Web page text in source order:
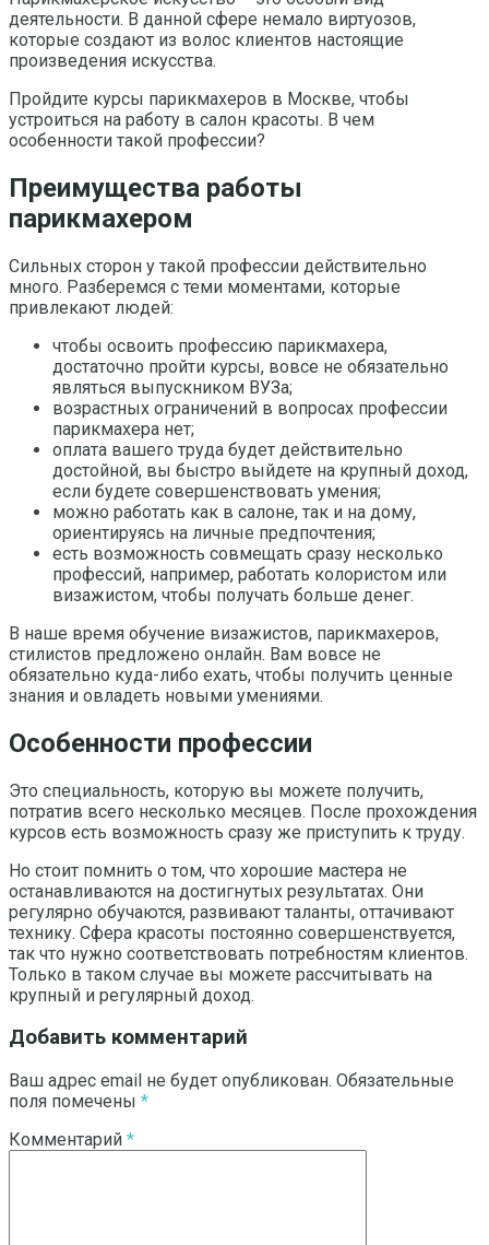
деятельности. В данной сфере немало виртуозов,
которые создают из волос клиентов настоящие
произведения искусства.
Пройдите курсы парикмахеров в Москве, чтобы
устроиться на работу в салон красоты. В чем
особенности такой профессии?
Преимущества работы
парикмахером
Сильных сторон у такой профессии действительно
много. Разберемся с теми моментами, которые
привлекают людей:
чтобы освоить профессию парикмахера,
достаточно пройти курсы, вовсе не обязательно
являться выпускником ВУЗа;
возрастных ограничений в вопросах профессии
парикмахера нет;
оплата вашего труда будет действительно
достойной, вы быстро выйдете на крупный доход,
если будете совершенствовать умения;
можно работать как в салоне, так и на дому,
ориентируясь на личные предпочтения;
есть возможность совмещать сразу несколько
профессий, например, работать колористом или
визажистом, чтобы получать больше денег.
В наше время обучение визажистов, парикмахеров,
стилистов предложено онлайн. Вам вовсе не
обязательно куда-либо ехать, чтобы получить ценные
знания и овладеть новыми умениями.
Особенности профессии
Это специальность, которую вы можете получить,
потратив всего несколько месяцев. После прохождения
курсов есть возможность сразу же приступить к труду.
Но стоит помнить о том, что хорошие мастера не
останавливаются на достигнутых результатах. Они
регулярно обучаются, развивают таланты, оттачивают
технику. Сфера красоты постоянно совершенствуется,
так что нужно соответствовать потребностям клиентов.
Только в таком случае вы можете рассчитывать на
крупный и регулярный доход.
Добавить комментарий
Ваш адрес email не будет опубликован. Обязательные
поля помечены *
Комментарий *